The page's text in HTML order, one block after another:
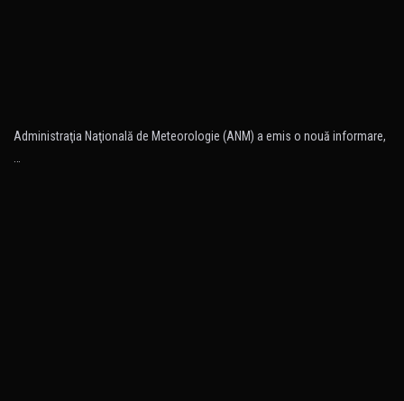
Administraţia Naţională de Meteorologie (ANM) a emis o nouă informare,